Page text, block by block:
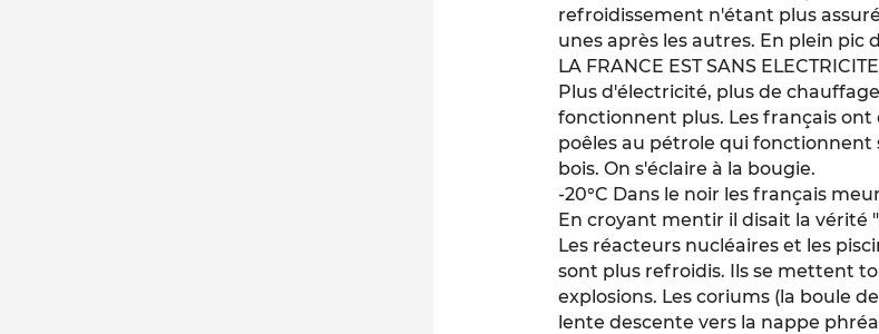
refroidissement n'étant plus
unes après les autres. En plein
LA FRANCE EST SANS ELECTRICITE
Plus d'électricité, plus de
fonctionnent plus. Les français
poêles au pétrole qui fonctionnent
bois. On s'éclaire à la bougie.
-20°C Dans le noir les français
En croyant mentir il disait la vérité
Les réacteurs nucléaires et les
sont plus refroidis. Ils se mettent
explosions. Les coriums (la boule
lente descente vers la nappe